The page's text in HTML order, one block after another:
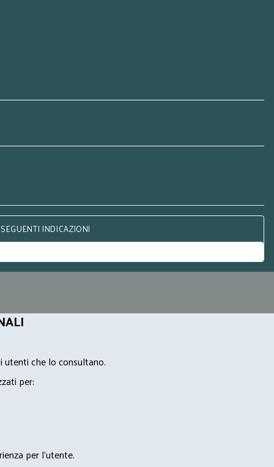
INDICAZIONI
che lo consultano.
per:
per l'utente.